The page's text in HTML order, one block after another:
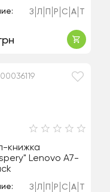
З Л Р С А
книжка
Lenovo A7-
З Л Р С А